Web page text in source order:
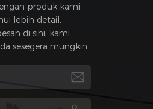
produk kami
lebih detail,
di sini, kami
sesegera mungkin.